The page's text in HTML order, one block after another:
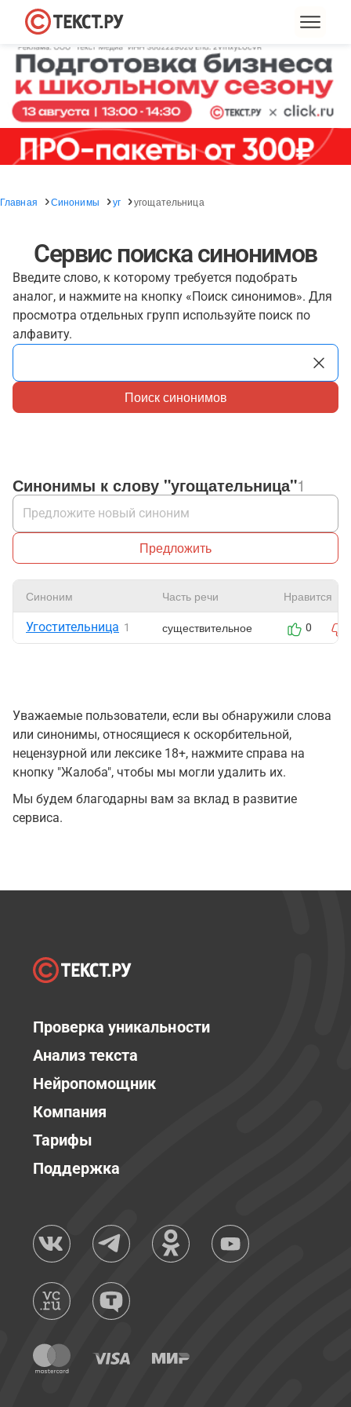
Главная Синонимы уг угощательница
Сервис поиска синонимов
Введите слово, к которому требуется подобрать
аналог, и нажмите на кнопку «Поиск синонимов». Для
просмотра отдельных групп используйте поиск по
алфавиту.
Поиск синонимов
Синонимы к слову "угощательница"1
Предложить
Синоним Часть речи Нравится
Угостительница 1 существительное 0
Уважаемые пользователи, если вы обнаружили слова
или синонимы, относящиеся к оскорбительной,
нецензурной или лексике 18+, нажмите справа на
кнопку "Жалоба", чтобы мы могли удалить их.
Мы будем благодарны вам за вклад в развитие
сервиса.
Проверка уникальности
Анализ текста
Нейропомощник
Компания
Тарифы
Поддержка